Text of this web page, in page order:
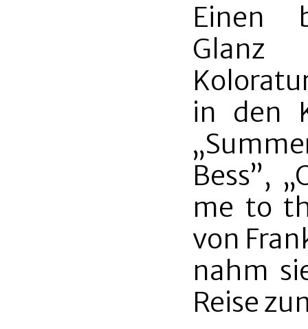
Einen
in den
Bess”,
me to
von
nahm
Reise